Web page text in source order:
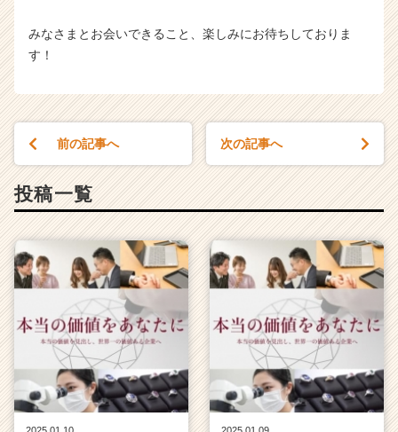
みなさまとお会いできること、楽しみにお待ちしておりま
す！
前の記事へ 次の記事へ
投稿一覧